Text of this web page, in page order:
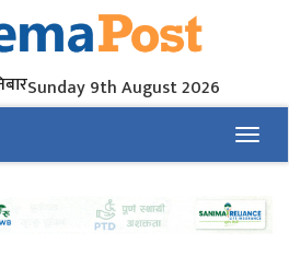
Sunday 9th August 2026